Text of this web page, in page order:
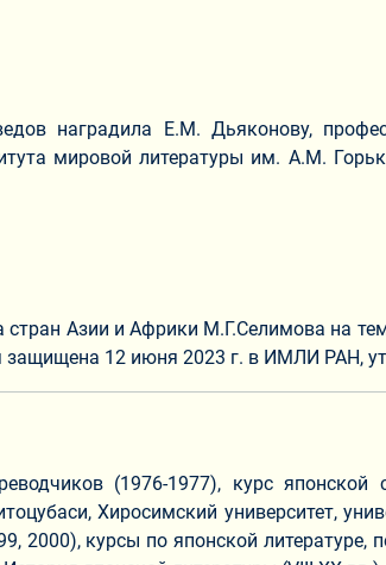
наградила Е.М. Дьяконову,
мировой литературы им. А.М.
стран Азии и Африки М.Г.Селимова на
защищена 12 июня 2023 г. в ИМЛИ РАН,
(1976-1977), курс японской
Хиросимский университет,
2000), курсы по японской литературе,